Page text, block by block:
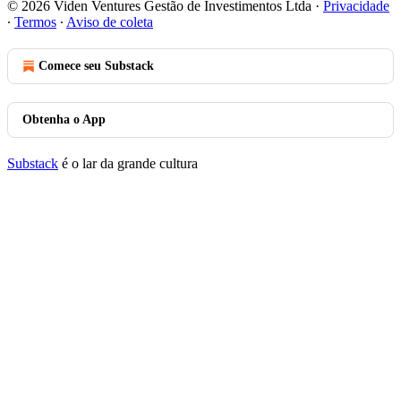
© 2026 Viden Ventures Gestão de Investimentos Ltda · Privacidade
∙ Termos ∙ Aviso de coleta
Comece seu Substack
Obtenha o App
Substack é o lar da grande cultura